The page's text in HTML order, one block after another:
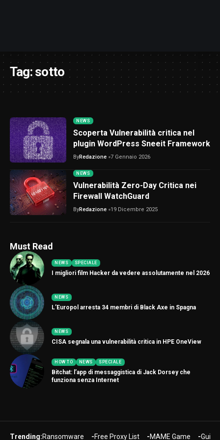
Tag:sotto
NEWS
Scoperta Vulnerabilità critica nel
plugin WordPress Sneeit Framework
ByRedazione 7 Gennaio 2026
NEWS
Vulnerabilità Zero-Day Critica nei
Firewall WatchGuard
ByRedazione 19 Dicembre 2025
Must Read
NEWS SPECIALE
I migliori film Hacker da vedere assolutamente nel 2026
NEWS
L’Europol arresta 34 membri di Black Axe in Spagna
NEWS
CISA segnala una vulnerabilità critica in HPE OneView
HOW TO NEWS SPECIALE
Bitchat: l’app di messaggistica di Jack Dorsey che
funziona senza Internet
Trending:Ransomware Free Proxy List MAME Game Guide